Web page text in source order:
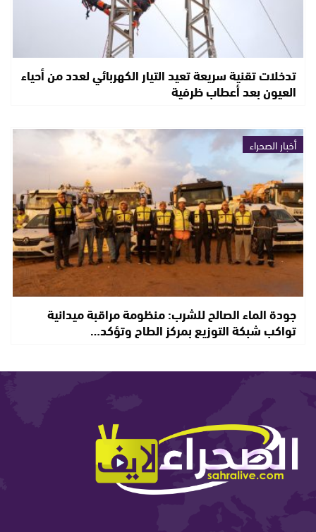
تدخلات تقنية سريعة تعيد التيار الكهربائي لعدد من أحياء
العيون بعد أعطاب ظرفية
أخبار الصحراء
جودة الماء الصالح للشرب: منظومة مراقبة ميدانية
تواكب شبكة التوزيع بمركز الطاح وتؤكد…